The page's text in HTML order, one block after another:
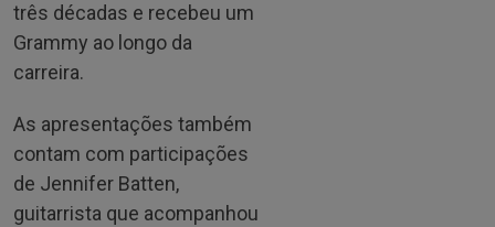
três décadas e recebeu um
Grammy ao longo da
carreira.
As apresentações também
contam com participações
de Jennifer Batten,
guitarrista que acompanhou